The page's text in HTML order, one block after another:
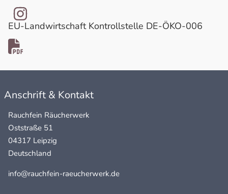
EU-Landwirtschaft Kontrollstelle DE-ÖKO-006
Anschrift & Kontakt
Rauchfein Räucherwerk
Oststraße 51
04317 Leipzig
Deutschland
info@rauchfein-raeucherwerk.de